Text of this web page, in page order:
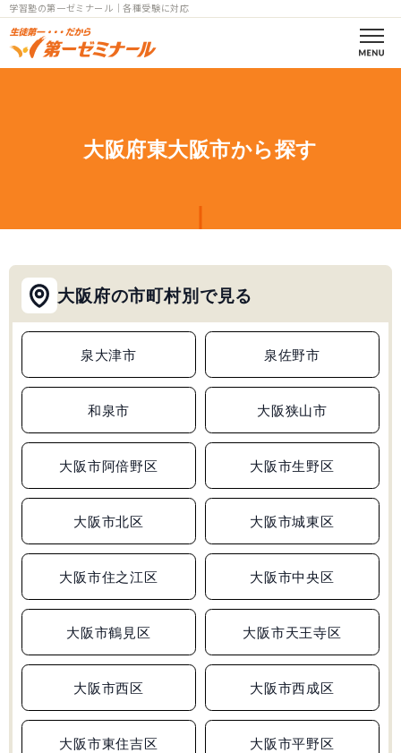
学習塾の第一ゼミナール｜各種受験に対応
コース案内
高校部一覧
個別指導
教室一覧
兵庫県 和歌山県
合格実績
受験情報
初めての塾選び
よくあるご質問
0120-4119-01
受付時間 10:00～19:00
大阪府東大阪市から探す
大阪府の市町村別で見る
泉大津市 泉佐野市
和泉市 大阪狭山市
大阪市阿倍野区 大阪市生野区
大阪市北区 大阪市城東区
大阪市住之江区 大阪市中央区
大阪市鶴見区 大阪市天王寺区
大阪市西区 大阪市西成区
大阪市東住吉区 大阪市平野区